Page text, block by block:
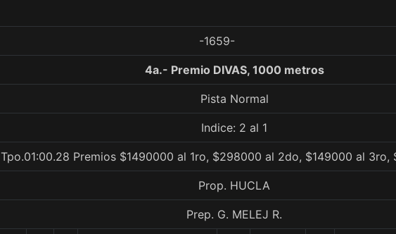
-1659-
4a.- Premio DIVAS, 1000 metros
Pista Normal
Indice: 2 al 1
Tpo.01:00.28 Premios $1490000 al 1ro, $298000 al 2do, $149000 al 3ro,
Prop. HUCLA
Prep. G. MELEJ R.